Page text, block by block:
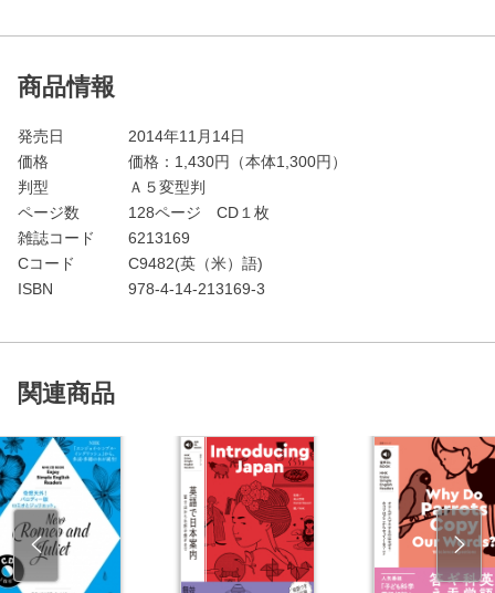
商品情報
発売日
2014年11月14日
価格
価格： 1,430円（本体1,300円）
判型
Ａ５変型判
ページ数
128ページ CD１枚
雑誌コード
6213169
Cコード
C9482(英（米）語)
ISBN
978-4-14-213169-3
関連商品